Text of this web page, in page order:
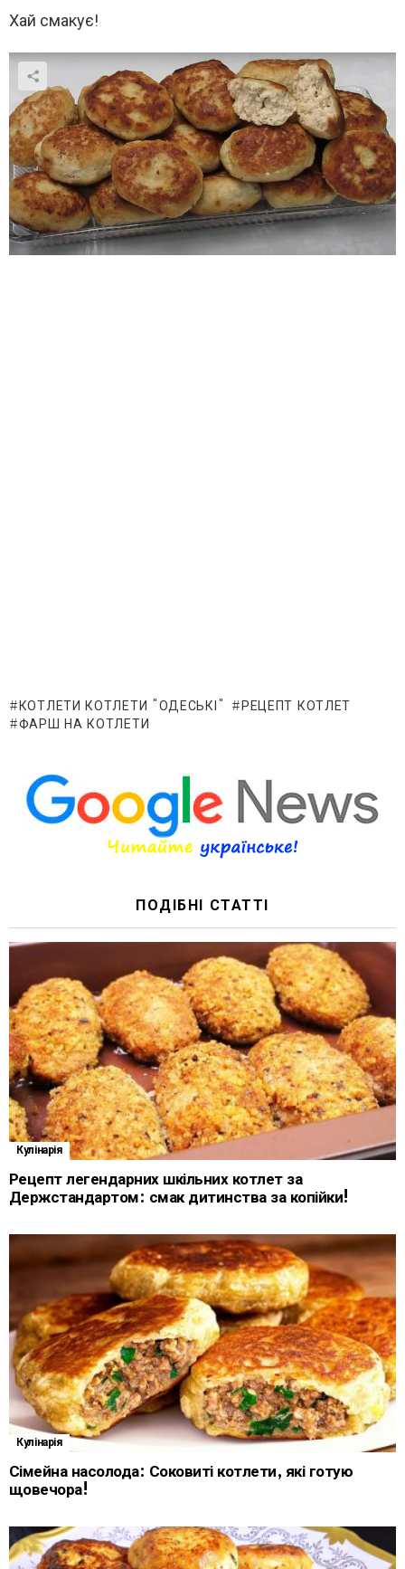
Хай смакує!
КОТЛЕТИ КОТЛЕТИ "ОДЕСЬКІ"
РЕЦЕПТ КОТЛЕТ
ФАРШ НА КОТЛЕТИ
ПОДІБНІ СТАТТІ
Кулінарія
Рецепт легендарних шкільних котлет за
Держстандартом: смак дитинства за копійки!
Кулінарія
Сімейна насолода: Соковиті котлети, які готую
щовечора!